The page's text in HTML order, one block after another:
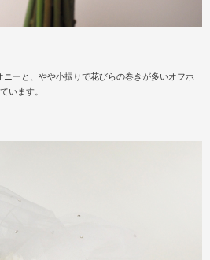
ーと、やや小振りで花びらの巻きが多いオフホ
います。